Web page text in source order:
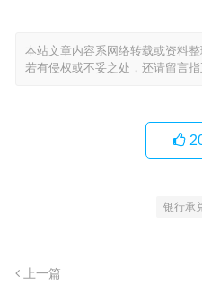
本站文章内容系网络转载或资料
若有侵权或不妥之处，还请留言指
银行承
上一篇